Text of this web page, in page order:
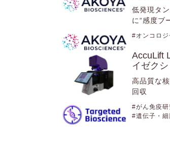
低発現タ
に“感度ブ
オンコロ
AccuLift
イゼク
高品質な
回収
がん免疫研
遺伝子・